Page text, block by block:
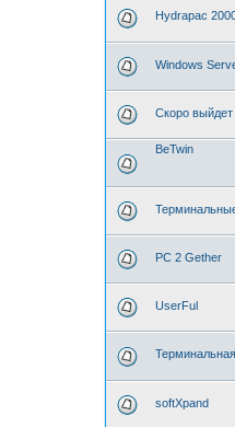
Hydrapac
Windows
Скоро выйдет
BeTwin
PC 2 Gether
UserFul
softXpand